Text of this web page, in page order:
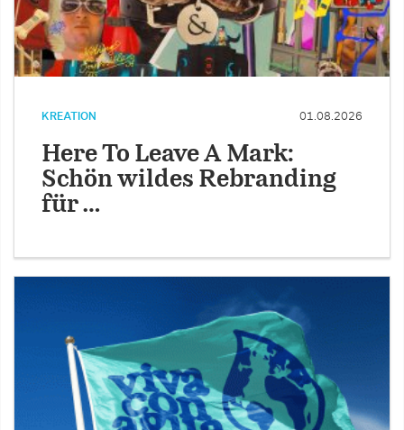
KREATION 01.08.2026
Here To Leave A Mark:
Schön wildes Rebranding
für …